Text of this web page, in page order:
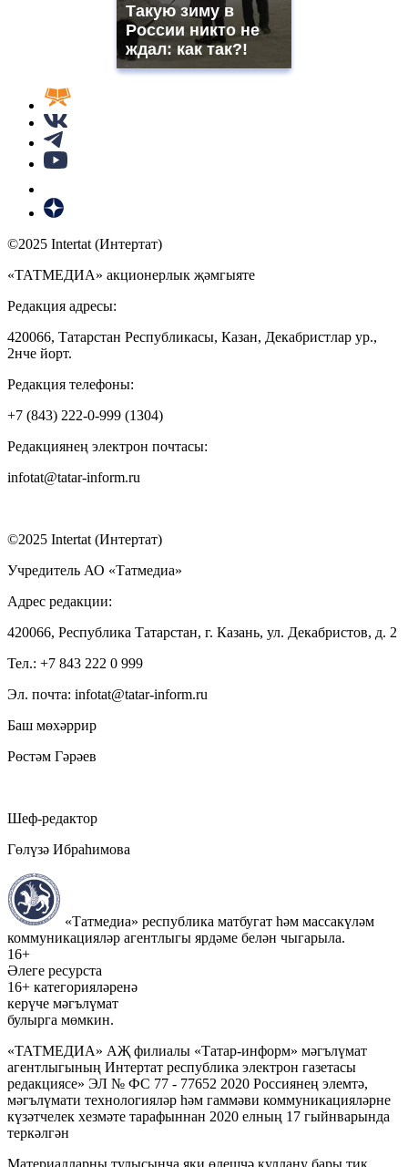
Такую зиму в
России никто не
ждал: как так?!
©2025 Intertat (Интертат)
«ТАТМЕДИА» акционерлык җәмгыяте
Редакция адресы:
420066, Татарстан Республикасы, Казан, Декабристлар ур.,
2нче йорт.
Редакция телефоны:
+7 (843) 222-0-999 (1304)
Редакциянең электрон почтасы:
infotat@tatar-inform.ru
©2025 Intertat (Интертат)
Учредитель АО «Татмедиа»
Адрес редакции:
420066, Республика Татарстан, г. Казань, ул. Декабристов, д. 2
Тел.: +7 843 222 0 999
Эл. почта: infotat@tatar-inform.ru
Баш мөхәррир
Рөстәм Гәрәев
Шеф-редактор
Гөлүзә Ибраһимова
«Татмедиа» республика матбугат һәм массакүләм
коммуникацияләр агентлыгы ярдәме белән чыгарыла.
16+
Әлеге ресурста
16+ категорияләренә
керүче мәгълүмат
булырга мөмкин.
«ТАТМЕДИА» АҖ филиалы «Татар-информ» мәгълүмат
агентлыгының Интертат республика электрон газетасы
редакциясе» ЭЛ № ФС 77 - 77652 2020 Россиянең элемтә,
мәгълүмати технологияләр һәм гаммәви коммуникацияләрне
күзәтчелек хезмәте тарафыннан 2020 елның 17 гыйнварында
теркәлгән
Материалларны тулысынча яки өлешчә куллану бары тик